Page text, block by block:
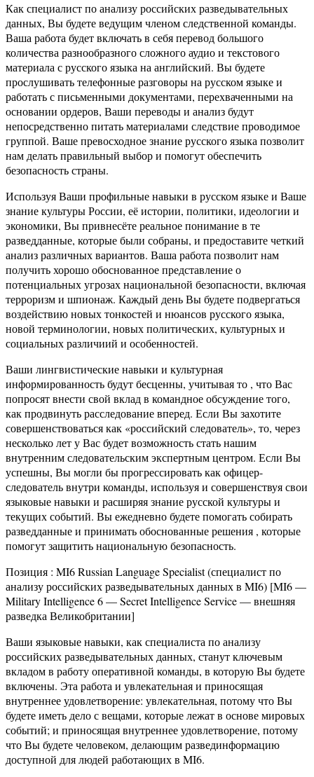
Как специалист по анализу российских разведывательных
данных, Вы будете ведущим членом следственной команды.
Ваша работа будет включать в себя перевод большого
количества разнообразного сложного аудио и текстового
материала с русского языка на английский. Вы будете
прослушивать телефонные разговоры на русском языке и
работать с письменными документами, перехваченными на
основании ордеров, Ваши переводы и анализ будут
непосредственно питать материалами следствие проводимое
группой. Ваше превосходное знание русского языка позволит
нам делать правильный выбор и помогут обеспечить
безопасность страны.
Используя Ваши профильные навыки в русском языке и Ваше
знание культуры России, её истории, политики, идеологии и
экономики, Вы привнесёте реальное понимание в те
разведданные, которые были собраны, и предоставите четкий
анализ различных вариантов. Ваша работа позволит нам
получить хорошо обоснованное представление о
потенциальных угрозах национальной безопасности, включая
терроризм и шпионаж. Каждый день Вы будете подвергаться
воздействию новых тонкостей и нюансов русского языка,
новой терминологии, новых политических, культурных и
социальных различиий и особенностей.
Ваши лингвистические навыки и культурная
информированность будут бесценны, учитывая то , что Вас
попросят внести свой вклад в командное обсуждение того,
как продвинуть расследование вперед. Если Вы захотите
совершенствоваться как «российский следователь», то, через
несколько лет у Вас будет возможность стать нашим
внутренним следовательским экспертным центром. Если Вы
успешны, Вы могли бы прогрессировать как офицер-
следователь внутри команды, используя и совершенствуя свои
языковые навыки и расширяя знание русской культуры и
текущих событий. Вы ежедневно будете помогать собирать
разведданные и принимать обоснованные решения , которые
помогут защитить национальную безопасность.
Позиция : MI6 Russian Language Specialist (специалист по
анализу российских разведывательных данных в MI6) [MI6 —
Military Intelligence 6 — Secret Intelligence Service — внешняя
разведка Великобритании]
Ваши языковые навыки, как специалиста по анализу
российских разведывательных данных, станут ключевым
вкладом в работу оперативной команды, в которую Вы будете
включены. Эта работа и увлекательная и приносящая
внутреннее удовлетворение: увлекательная, потому что Вы
будете иметь дело с вещами, которые лежат в основе мировых
событий; и приносящая внутреннее удовлетворение, потому
что Вы будете человеком, делающим развединформацию
доступной для людей работающих в MI6.